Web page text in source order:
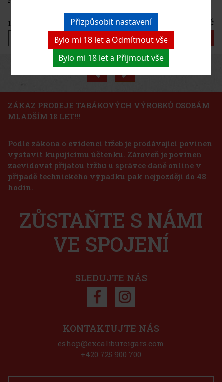
Přizpůsobit nastavení
Bylo mi 18 let a Odmítnout vše
Bylo mi 18 let a Přijmout vše
Joya de Nicaragua Clásico Go Pack - 5 ks
SKLADEM(> 5 ks)
Joya de Nikaragua Clasico Go Pack obsahuje těchto 5 doutníků: 3x
Joya Clasico Original Robusto 2x Joya Clasico Medio Siglo
Robusto
806Kč bez DPH
Joya de Nicaragua Antaňo Go Pack - 5 ks
SKLADEM(> 5 ks)
132 160 Kč
Sleva: 24%
Joya de Nicaragua Cinco de Cinco Sampler - 4 ks
SKLADEM(2 ks)
PreviousNext
ZÁKAZ PRODEJE TABÁKOVÝCH VÝROBKŮ OSOBÁM
MLADŠÍM 18 LET!!!
Podle zákona o evidenci tržeb je prodávající povinen
vystavit kupujícímu účtenku. Zároveň je povinen
zaevidovat přijatou tržbu u správce daně online v
případě technického výpadku pak nejpozději do 48
hodin.
ZŮSTAŇTE S NÁMI
VE SPOJENÍ
SLEDUJTE NÁS
KONTAKTUJTE NÁS
eshop@excaliburcigars.com
+420 725 900 700